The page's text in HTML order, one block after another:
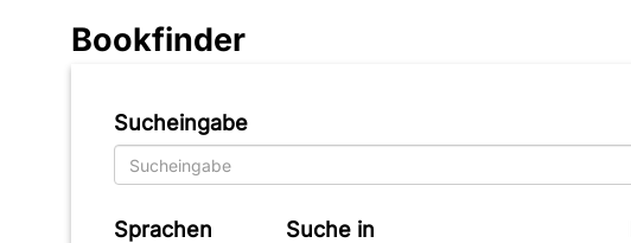
Bookfinder
Sucheingabe
Sprachen Suche in